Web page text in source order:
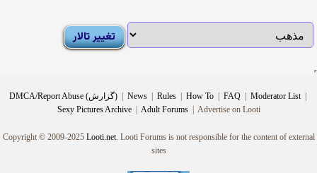
DMCA/Report Abuse (گزارش) News Rules How To FAQ Moderator List
Sexy Pictures Archive
Adult Forums Advertise on Looti
Copyright © 2009-2025 Looti.net. Looti Forums is not responsible for the content of external
sites